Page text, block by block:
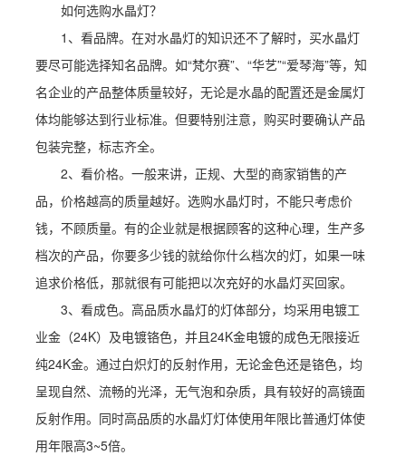
如何选购水晶灯？
1、看品牌。在对水晶灯的知识还不了解时，买水晶灯
要尽可能选择知名品牌。如“梵尔赛”、“华艺”“爱琴海”等，知
名企业的产品整体质量较好，无论是水晶的配置还是金属灯
体均能够达到行业标准。但要特别注意，购买时要确认产品
包装完整，标志齐全。
2、看价格。一般来讲，正规、大型的商家销售的产
品，价格越高的质量越好。选购水晶灯时，不能只考虑价
钱，不顾质量。有的企业就是根据顾客的这种心理，生产多
档次的产品，你要多少钱的就给你什么档次的灯，如果一味
追求价格低，那就很有可能把以次充好的水晶灯买回家。
3、看成色。高品质水晶灯的灯体部分，均采用电镀工
业金（24K）及电镀铬色，并且24K金电镀的成色无限接近
纯24K金。通过白炽灯的反射作用，无论金色还是铬色，均
呈现自然、流畅的光泽，无气泡和杂质，具有较好的高镜面
反射作用。同时高品质的水晶灯灯体使用年限比普通灯体使
用年限高3~5倍。